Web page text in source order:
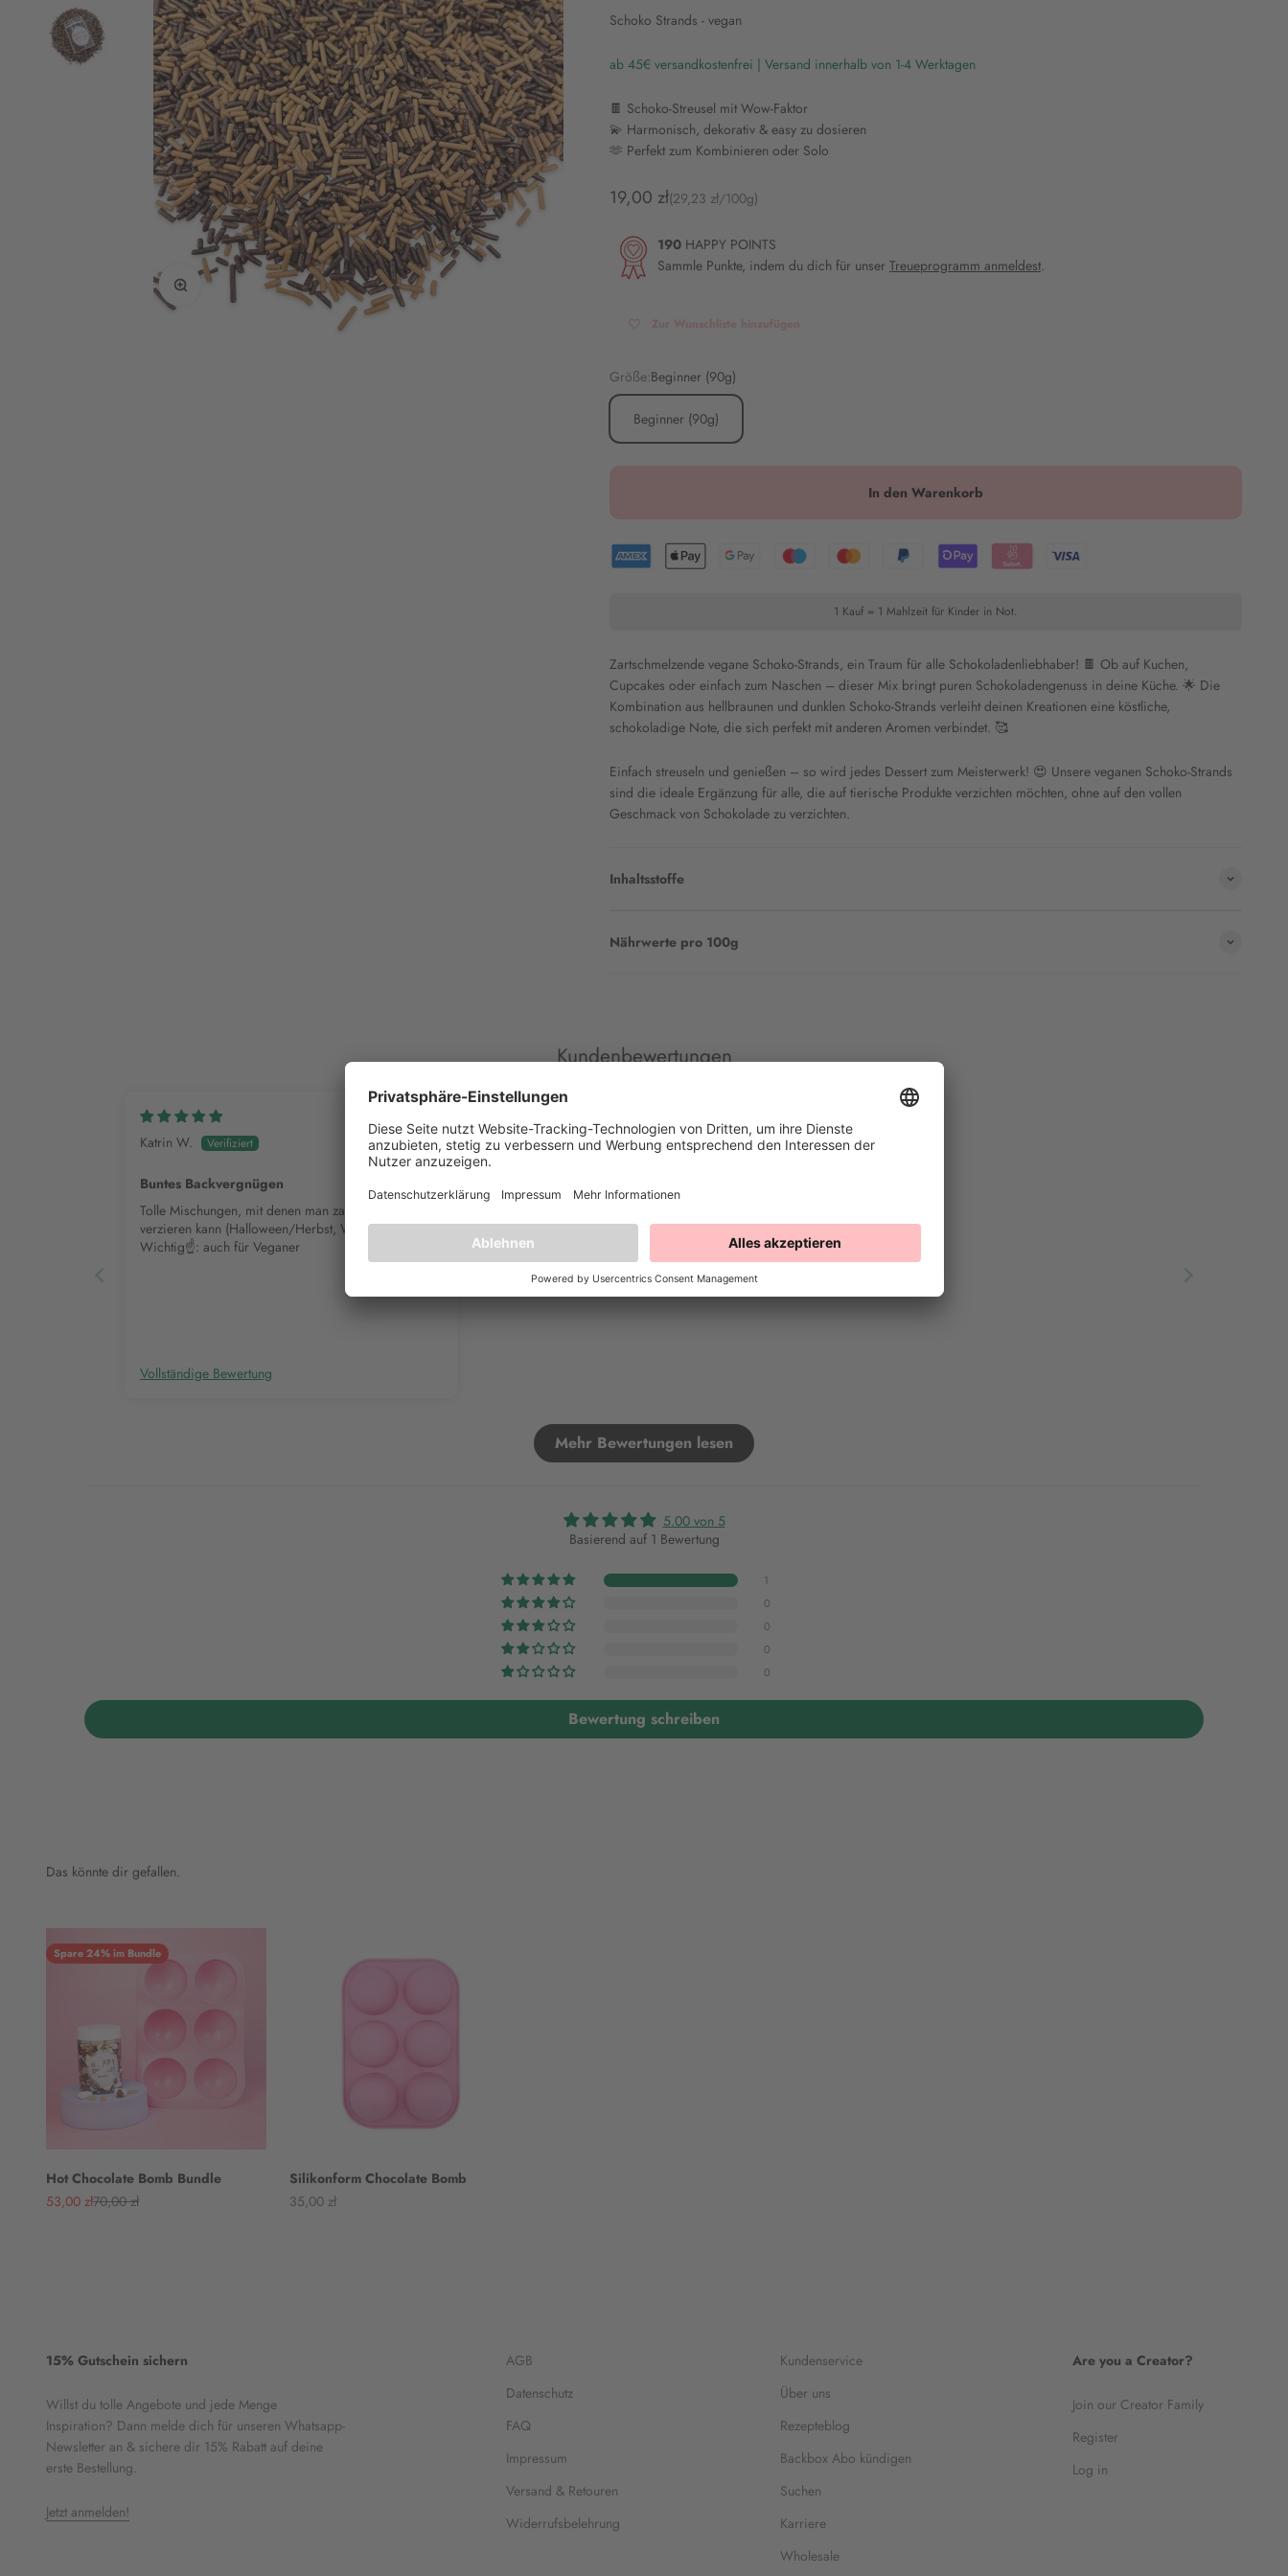
Bild vergrößern
Schoko Strands - vegan
ab 45€ versandkostenfrei | Versand innerhalb von 1-4 Werktagen
🍫 Schoko-Streusel mit Wow-Faktor
💫 Harmonisch, dekorativ & easy zu dosieren
🫶 Perfekt zum Kombinieren oder Solo
Angebot
19,00 zł(29,23 zł/100g)
190 HAPPY POINTS
Sammle Punkte, indem du dich für unser Treueprogramm anmeldest.
Größe:Beginner (90g)
Beginner (90g)
In den Warenkorb
1 Kauf = 1 Mahlzeit für Kinder in Not.
Zartschmelzende vegane Schoko-Strands, ein Traum für alle Schokoladenliebhaber! 🍫 Ob auf Kuchen,
Cupcakes oder einfach zum Naschen – dieser Mix bringt puren Schokoladengenuss in deine Küche. 🌟 Die
Kombination aus hellbraunen und dunklen Schoko-Strands verleiht deinen Kreationen eine köstliche,
schokoladige Note, die sich perfekt mit anderen Aromen verbindet. 🥰
Einfach streuseln und genießen – so wird jedes Dessert zum Meisterwerk! 😍 Unsere veganen Schoko-Strands
sind die ideale Ergänzung für alle, die auf tierische Produkte verzichten möchten, ohne auf den vollen
Geschmack von Schokolade zu verzichten.
Inhaltsstoffe
Nährwerte pro 100g
Kundenbewertungen
Katrin W.
Buntes Backvergnügen
Tolle Mischungen, mit denen man zauberhaft Gebäck
verzieren kann (Halloween/Herbst, Weihnachten)👍
Wichtig☝️: auch für Veganer
Vollständige Bewertung
Mehr Bewertungen lesen
5.00 von 5
Basierend auf 1 Bewertung
1
0
0
0
0
Bewertung schreiben
Das könnte dir gefallen.
Spare 24% im Bundle
Hot Chocolate Bomb Bundle
Angebot
53,00 złRegulärer Preis
70,00 zł
Silikonform Chocolate Bomb
Angebot
35,00 zł
15% Gutschein sichern
Willst du tolle Angebote und jede Menge
Inspiration? Dann melde dich für unseren Whatsapp-
Newsletter an & sichere dir 15% Rabatt auf deine
erste Bestellung.
Jetzt anmelden!
AGB
Datenschutz
FAQ
Impressum
Versand & Retouren
Widerrufsbelehrung
Kundenservice
Über uns
Rezepteblog
Backbox Abo kündigen
Suchen
Karriere
Wholesale
Are you a Creator?
Join our Creator Family
Register
Log in